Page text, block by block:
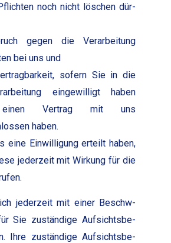
noch nicht löschen dür­
gegen die Ver­ar­beitung
bei uns und
sofern Sie in die
eingewil­ligt haben
Ver­trag mit uns
haben.
eine Ein­willi­gung erteilt haben,
jed­erzeit mit Wirkung für die
jed­erzeit mit ein­er Beschw­
Sie zuständi­ge Auf­sichts­be­
Ihre zuständi­ge Auf­sichts­be­